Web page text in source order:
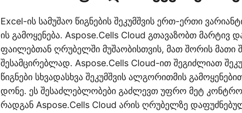
Excel-ის სამუშაო წიგნების შეკუმშვის ერთ-ერთი
ის გამოყენება. Aspose.Cells Cloud გთავაზობთ მარტივ
ფაილებთან ღრუბელში მუშაობისთვის, მათ შორის მათი
შესამცირებლად. Aspose.Cells Cloud-ით შეგიძლიათ
წიგნები სხვადასხვა შეკუმშვის ალგორითმის
დონე. ეს შესაძლებლობები გაძლევთ უფრო მეტ
რადგან Aspose.Cells Cloud არის ღრუბელზე